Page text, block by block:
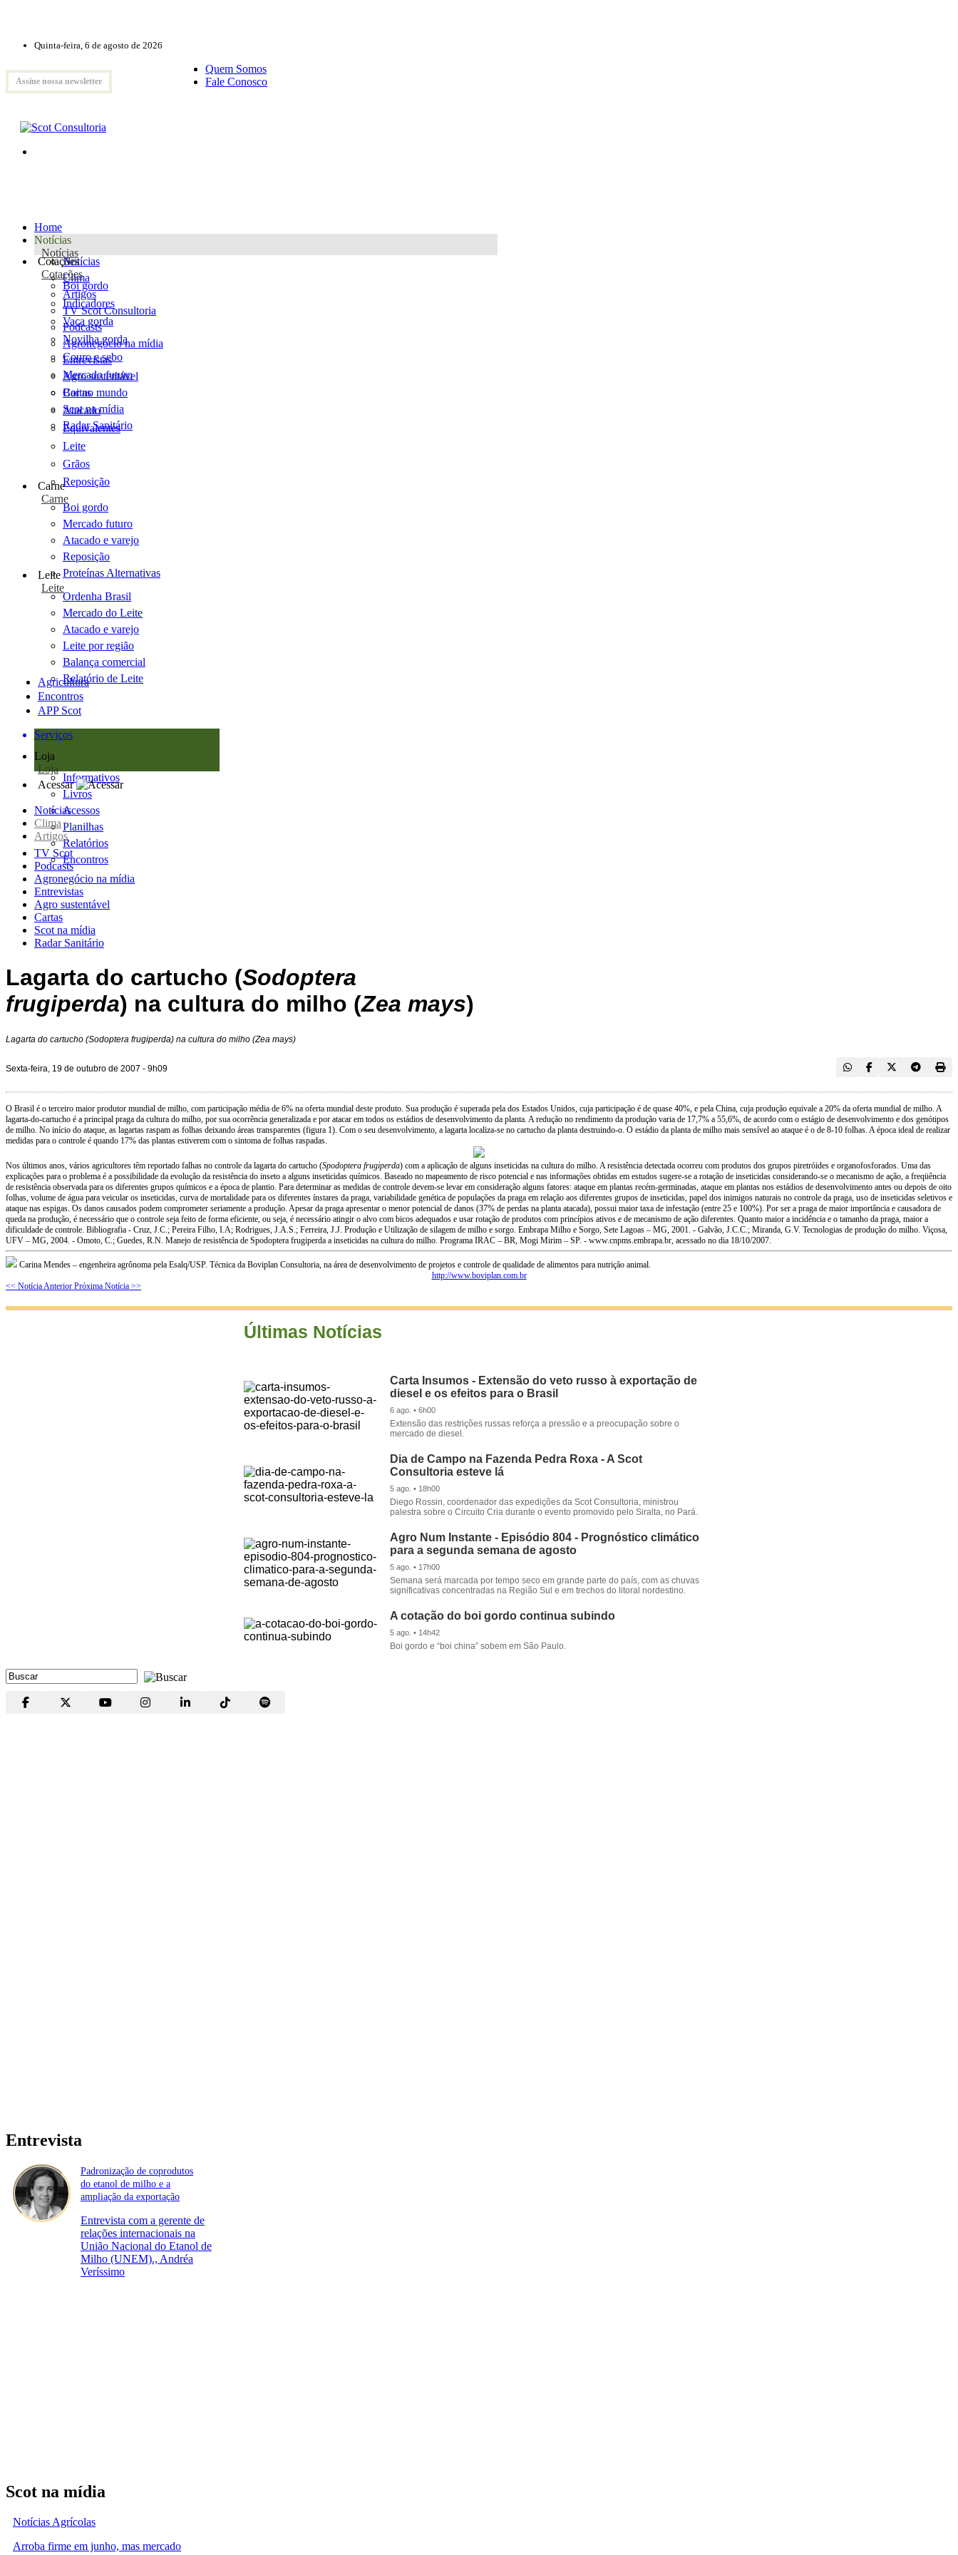
Quinta-feira, 6 de agosto de 2026
Assine nossa newsletter
Quem Somos
Fale Conosco
Home
Notícias
Notícias
Notícias
Clima
Artigos
TV Scot Consultoria
Podcasts
Agronegócio na mídia
Entrevistas
Agro sustentável
Cartas
Scot na mídia
Radar Sanitário
Cotações
Cotações
Boi gordo
Indicadores
Vaca gorda
Novilha gorda
Couro e sebo
Mercado futuro
Boi no mundo
Atacado
Equivalentes
Leite
Grãos
Reposição
Carne
Carne
Boi gordo
Mercado futuro
Atacado e varejo
Reposição
Proteínas Alternativas
Leite
Leite
Ordenha Brasil
Mercado do Leite
Atacado e varejo
Leite por região
Balança comercial
Relatório de Leite
Agricultura
Encontros
APP Scot
Serviços
Loja
Loja
Informativos
Livros
Acessos
Planilhas
Relatórios
Encontros
Acessar
Notícias
Clima
Artigos
TV Scot
Podcasts
Agronegócio na mídia
Entrevistas
Agro sustentável
Cartas
Scot na mídia
Radar Sanitário
Lagarta do cartucho (Sodoptera
frugiperda) na cultura do milho (Zea mays)
Lagarta do cartucho (Sodoptera frugiperda) na cultura do milho (Zea mays)
Sexta-feira, 19 de outubro de 2007 - 9h09
O Brasil é o terceiro maior produtor mundial de milho, com participação média de 6% na oferta mundial deste produto. Sua produção é superada pela dos Estados Unidos, cuja participação é de quase 40%, e pela China, cuja produção equivale a 20% da oferta mundial de milho. A
lagarta-do-cartucho é a principal praga da cultura do milho, por sua ocorrência generalizada e por atacar em todos os estádios de desenvolvimento da planta. A redução no rendimento da produção varia de 17,7% a 55,6%, de acordo com o estágio de desenvolvimento e dos genótipos
de milho. No início do ataque, as lagartas raspam as folhas deixando áreas transparentes (figura 1). Com o seu desenvolvimento, a lagarta localiza-se no cartucho da planta destruindo-o. O estádio da planta de milho mais sensível ao ataque é o de 8-10 folhas. A época ideal de realizar
medidas para o controle é quando 17% das plantas estiverem com o sintoma de folhas raspadas.
Nos últimos anos, vários agricultores têm reportado falhas no controle da lagarta do cartucho (Spodoptera frugiperda) com a aplicação de alguns inseticidas na cultura do milho. A resistência detectada ocorreu com produtos dos grupos piretróides e organofosforados. Uma das
explicações para o problema é a possibilidade da evolução da resistência do inseto a alguns inseticidas químicos. Baseado no mapeamento de risco potencial e nas informações obtidas em estudos sugere-se a rotação de inseticidas considerando-se o mecanismo de ação, a freqüência
de resistência observada para os diferentes grupos químicos e a época de plantio. Para determinar as medidas de controle devem-se levar em consideração alguns fatores: ataque em plantas recém-germinadas, ataque em plantas nos estádios de desenvolvimento antes ou depois de oito
folhas, volume de água para veicular os inseticidas, curva de mortalidade para os diferentes ínstares da praga, variabilidade genética de populações da praga em relação aos diferentes grupos de inseticidas, papel dos inimigos naturais no controle da praga, uso de inseticidas seletivos e
ataque nas espigas. Os danos causados podem comprometer seriamente a produção. Apesar da praga apresentar o menor potencial de danos (37% de perdas na planta atacada), possui maior taxa de infestação (entre 25 e 100%). Por ser a praga de maior importância e causadora de
queda na produção, é necessário que o controle seja feito de forma eficiente, ou seja, é necessário atingir o alvo com bicos adequados e usar rotação de produtos com princípios ativos e de mecanismo de ação diferentes. Quanto maior a incidência e o tamanho da praga, maior a
dificuldade de controle. Bibliografia - Cruz, J.C.; Pereira Filho, I.A; Rodrigues, J.A.S.; Ferreira, J.J. Produção e Utilização de silagem de milho e sorgo. Embrapa Milho e Sorgo, Sete Lagoas – MG, 2001. - Galvão, J.C.C.; Miranda, G.V. Tecnologias de produção do milho. Viçosa,
UFV – MG, 2004. - Omoto, C.; Guedes, R.N. Manejo de resistência de Spodoptera frugiperda a inseticidas na cultura do milho. Programa IRAC – BR, Mogi Mirim – SP. - www.cnpms.embrapa.br, acessado no dia 18/10/2007.
Carina Mendes – engenheira agrônoma pela Esalq/USP. Técnica da Boviplan Consultoria, na área de desenvolvimento de projetos e controle de qualidade de alimentos para nutrição animal.
http://www.boviplan.com.br
<< Notícia Anterior Próxima Notícia >>
Últimas Notícias
Carta Insumos - Extensão do veto russo à exportação de
diesel e os efeitos para o Brasil
6 ago. • 6h00
Extensão das restrições russas reforça a pressão e a preocupação sobre o
mercado de diesel.
Dia de Campo na Fazenda Pedra Roxa - A Scot
Consultoria esteve lá
5 ago. • 18h00
Diego Rossin, coordenador das expedições da Scot Consultoria, ministrou
palestra sobre o Circuito Cria durante o evento promovido pelo Siralta, no Pará.
Agro Num Instante - Episódio 804 - Prognóstico climático
para a segunda semana de agosto
5 ago. • 17h00
Semana será marcada por tempo seco em grande parte do país, com as chuvas
significativas concentradas na Região Sul e em trechos do litoral nordestino.
A cotação do boi gordo continua subindo
5 ago. • 14h42
Boi gordo e “boi china” sobem em São Paulo.
Entrevista
Padronização de coprodutos
do etanol de milho e a
ampliação da exportação
Entrevista com a gerente de
relações internacionais na
União Nacional do Etanol de
Milho (UNEM)., Andréa
Veríssimo
Scot na mídia
Notícias Agrícolas
Arroba firme em junho, mas mercado